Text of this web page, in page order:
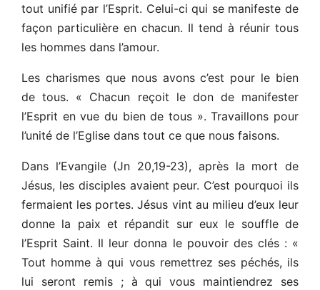
tout unifié par l’Esprit. Celui-ci qui se manifeste de
façon particulière en chacun. Il tend à réunir tous
les hommes dans l’amour.
Les charismes que nous avons c’est pour le bien
de tous. « Chacun reçoit le don de manifester
l’Esprit en vue du bien de tous ». Travaillons pour
l’unité de l’Eglise dans tout ce que nous faisons.
Dans l’Evangile (Jn 20,19-23), après la mort de
Jésus, les disciples avaient peur. C’est pourquoi ils
fermaient les portes. Jésus vint au milieu d’eux leur
donne la paix et répandit sur eux le souffle de
l’Esprit Saint. Il leur donna le pouvoir des clés : «
Tout homme à qui vous remettrez ses péchés, ils
lui seront remis ; à qui vous maintiendrez ses